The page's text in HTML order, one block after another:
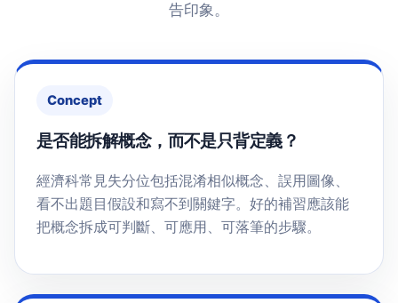
告印象。
Concept
是否能拆解概念，而不是只背定義？
經濟科常見失分位包括混淆相似概念、誤用圖像、
看不出題目假設和寫不到關鍵字。好的補習應該能
把概念拆成可判斷、可應用、可落筆的步驟。